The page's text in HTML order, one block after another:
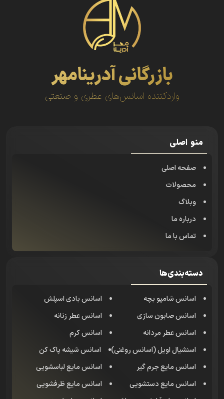
بازرگانی آدرینامهر
واردکننده اسانس‌های عطری و صنعتی
منو اصلی
صفحه اصلی
محصولات
وبلاگ
درباره ما
تماس با ما
دسته‌بندی‌ها
اسانس شامپو بچه
اسانس بادی اسپلش
اسانس صابون سازی
اسانس عطر زنانه
اسانس عطر مردانه
اسانس کرم
اسنشیال اویل (اسانس روغنی)
اسانس شیشه پاک کن
اسانس مایع جرم گیر
اسانس مایع لباسشویی
اسانس مایع دستشویی
اسانس مایع ظرفشویی